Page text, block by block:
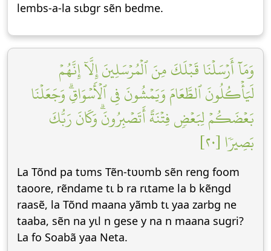
lembs-a-la sɩbgr sẽn bedme.
وَمَآ أَرۡسَلۡنَا قَبۡلَكَ مِنَ ٱلۡمُرۡسَلِينَ إِلَّآ إِنَّهُمۡ
لَيَأۡكُلُونَ ٱلطَّعَامَ وَيَمۡشُونَ فِي ٱلۡأَسۡوَاقِۗ وَجَعَلۡنَا
بَعۡضَكُمۡ لِبَعۡضٖ فِتۡنَةً أَتَصۡبِرُونَۗ وَكَانَ رَبُّكَ
بَصِيرٗا [٢٠]
La Tõnd pa tʋms Tẽn-tʋʋmb sẽn reng foom
taoore, rẽndame tɩ b ra rɩtame la b kẽngd
raasẽ, la Tõnd maana yãmb tɩ yaa zarbg ne
taaba, sẽn na yɩl n gese y na n maana sugri?
La fo Soabã yaa Neta.